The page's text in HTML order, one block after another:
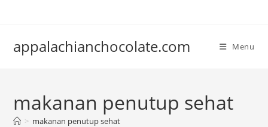
appalachianchocolate.com Menu
makanan penutup sehat
> makanan penutup sehat